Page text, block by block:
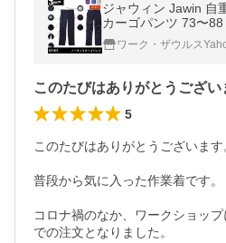
ジャウィン Jawin 自
カーゴパンツ 73〜88
ワーク・ザウルス
5
このたびはありがとうございます
普段から気に入った作業着です。
コロナ禍のなか、ワークショッ
での注文となりました。